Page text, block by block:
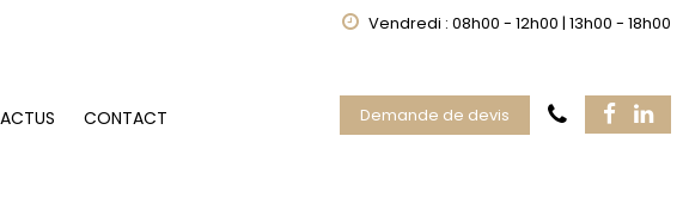
Vendredi : 08h00 - 12h00 | 13h00 - 18h00
ACTUS CONTACT Demande de devis